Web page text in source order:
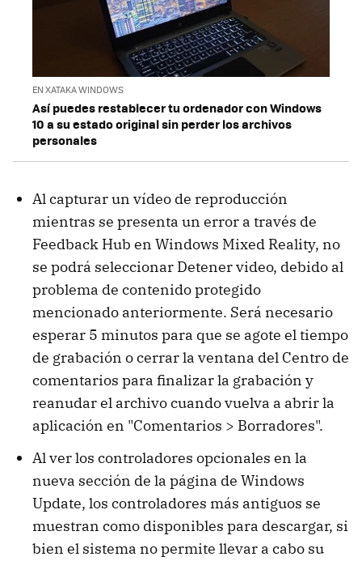
EN XATAKA WINDOWS
Así puedes restablecer tu ordenador con Windows
10 a su estado original sin perder los archivos
personales
Al capturar un vídeo de reproducción
mientras se presenta un error a través de
Feedback Hub en Windows Mixed Reality, no
se podrá seleccionar Detener video, debido al
problema de contenido protegido
mencionado anteriormente. Será necesario
esperar 5 minutos para que se agote el tiempo
de grabación o cerrar la ventana del Centro de
comentarios para finalizar la grabación y
reanudar el archivo cuando vuelva a abrir la
aplicación en "Comentarios > Borradores".
Al ver los controladores opcionales en la
nueva sección de la página de Windows
Update, los controladores más antiguos se
muestran como disponibles para descargar, si
bien el sistema no permite llevar a cabo su